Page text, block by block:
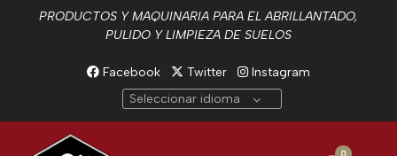
PRODUCTOS Y MAQUINARIA PARA EL ABRILLANTADO,
PULIDO Y LIMPIEZA DE SUELOS
Facebook Twitter
Instagram
Seleccionar idioma
0